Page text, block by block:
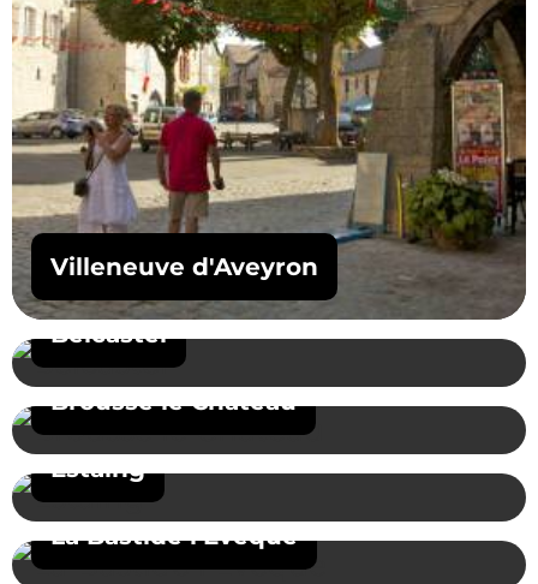
Villeneuve d'Aveyron
Belcastel
Brousse le Château
Estaing
La Bastide l’Évêque